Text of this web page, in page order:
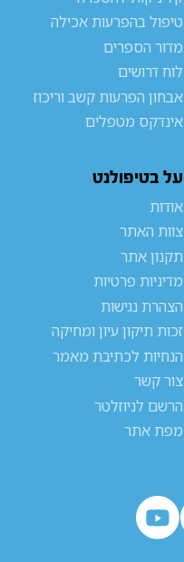
טיפול בהפרעות אכילה
מדור הספרים
לוח דרושים
אבחון הפרעות קשב וריכוז
אינדקס מטפלים
על בטיפולנט
אודות
צוות האתר
תקנון אתר
מדיניות פרטיות
הצהרת נגישות
זכות תיקון עיון ומחיקה
הנחיות לכתיבת מאמר
צור קשר
הרשם לניוזלטר
מפת אתר